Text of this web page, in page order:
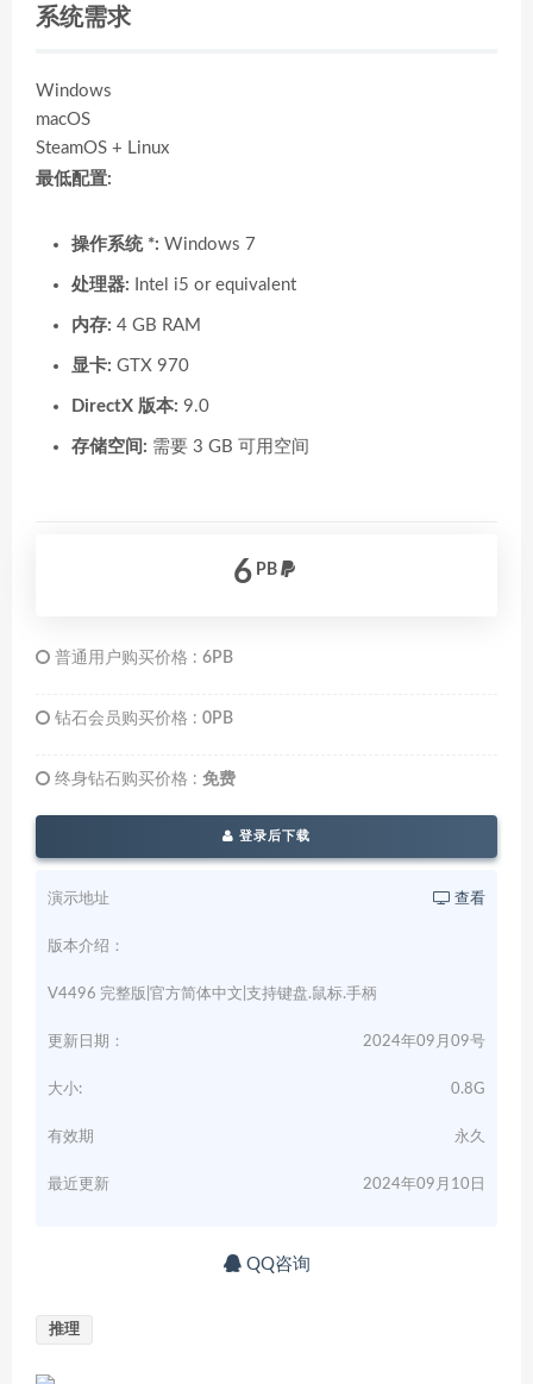
系统需求
Windows
macOS
SteamOS + Linux
最低配置:
操作系统 *: Windows 7
处理器: Intel i5 or equivalent
内存: 4 GB RAM
显卡: GTX 970
DirectX 版本: 9.0
存储空间: 需要 3 GB 可用空间
6 PB
普通用户购买价格 : 6PB
钻石会员购买价格 : 0PB
终身钻石购买价格 : 免费
登录后下载
演示地址 查看
版本介绍：
V4496 完整版|官方简体中文|支持键盘.鼠标.手柄
更新日期： 2024年09月09号
大小: 0.8G
有效期 永久
最近更新 2024年09月10日
QQ咨询
推理